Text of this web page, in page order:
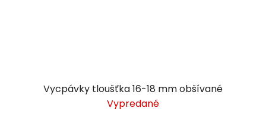
Vycpávky tloušťka 16-18 mm obšívané
Vypredané